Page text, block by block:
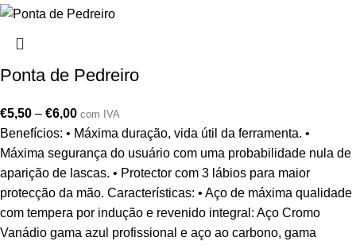
Ponta de Pedreiro
€5,50 – €6,00 com IVA
Benefícios: • Máxima duração, vida útil da ferramenta. •
Máxima segurança do usuário com uma probabilidade nula de
aparição de lascas. • Protector com 3 lábios para maior
protecção da mão. Características: • Aço de máxima qualidade
com tempera por indução e revenido integral: Aço Cromo
Vanádio gama azul profissional e aço ao carbono, gama